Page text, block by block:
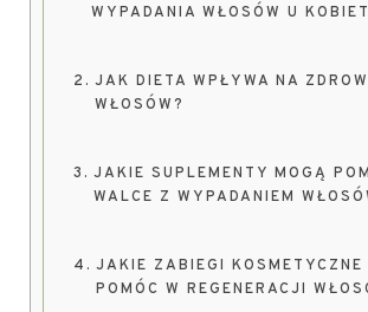
WYPADANIA WŁOSÓW U
JAK DIETA WPŁYWA NA
WŁOSÓW?
JAKIE SUPLEMENTY MOGĄ
WALCE Z WYPADANIEM
JAKIE ZABIEGI KOSMETYCZNE
POMÓC W REGENERACJI